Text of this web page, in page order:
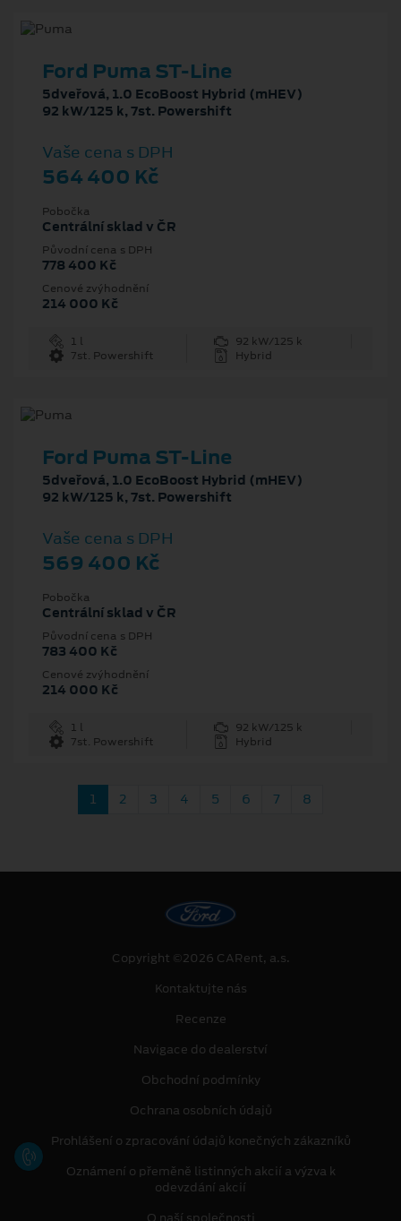
Ford Puma ST-Line
5dveřová, 1.0 EcoBoost Hybrid (mHEV)
92 kW/125 k, 7st. Powershift
Vaše cena s DPH
564 400 Kč
Pobočka
Centrální sklad v ČR
Původní cena s DPH
778 400 Kč
Cenové zvýhodnění
214 000 Kč
1 l
92 kW/125 k
7st. Powershift
Hybrid
Ford Puma ST-Line
5dveřová, 1.0 EcoBoost Hybrid (mHEV)
92 kW/125 k, 7st. Powershift
Vaše cena s DPH
569 400 Kč
Pobočka
Centrální sklad v ČR
Původní cena s DPH
783 400 Kč
Cenové zvýhodnění
214 000 Kč
1 l
92 kW/125 k
7st. Powershift
Hybrid
1 2 3 4 5 6 7 8
Copyright ©2026 CARent, a.s.
Kontaktujte nás
Recenze
Navigace do dealerství
Obchodní podmínky
Ochrana osobních údajů
Prohlášení o zpracování údajů konečných zákazníků
Oznámení o přeměně listinných akcií a výzva k
odevzdání akcií